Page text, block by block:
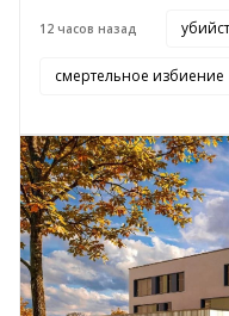
12 часов назад
смертельное избиение